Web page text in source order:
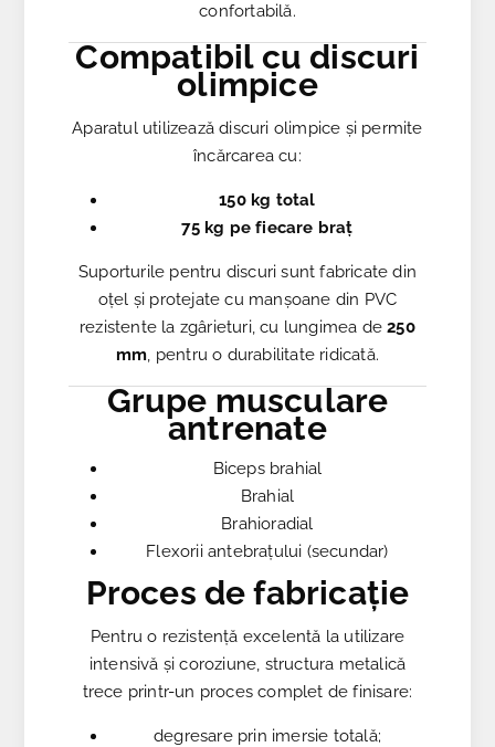
confortabilă.
Compatibil cu discuri
olimpice
Aparatul utilizează discuri olimpice și permite
încărcarea cu:
150 kg total
75 kg pe fiecare braț
Suporturile pentru discuri sunt fabricate din
oțel și protejate cu manșoane din PVC
rezistente la zgârieturi, cu lungimea de250
mm, pentru o durabilitate ridicată.
Grupe musculare
antrenate
Biceps brahial
Brahial
Brahioradial
Flexorii antebrațului (secundar)
Proces de fabricație
Pentru o rezistență excelentă la utilizare
intensivă și coroziune, structura metalică
trece printr-un proces complet de finisare:
degresare prin imersie totală;